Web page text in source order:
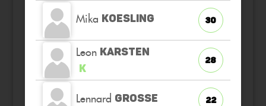
Mika KOESLING 30
Leon KARSTEN
K
28
Lennard GROSSE 22